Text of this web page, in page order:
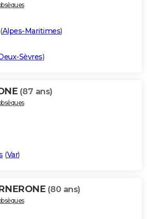
(Alpes-Maritimes)
Sèvres)
(87 ans)
(Var)
(80 ans)